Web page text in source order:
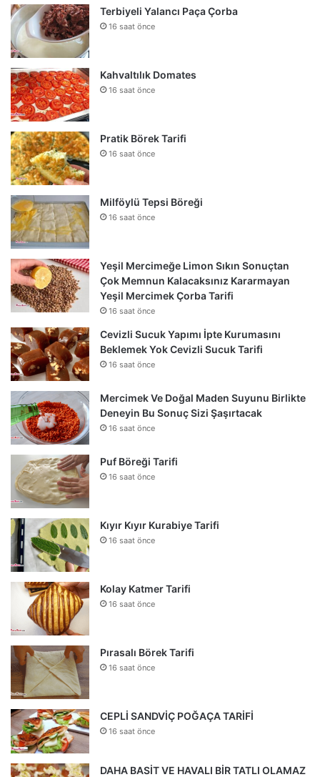
Terbiyeli Yalancı Paça Çorba
16 saat önce
Kahvaltılık Domates
16 saat önce
Pratik Börek Tarifi
16 saat önce
Milföylü Tepsi Böreği
16 saat önce
Yeşil Mercimeğe Limon Sıkın Sonuçtan
Çok Memnun Kalacaksınız Kararmayan
Yeşil Mercimek Çorba Tarifi
16 saat önce
Cevizli Sucuk Yapımı İpte Kurumasını
Beklemek Yok Cevizli Sucuk Tarifi
16 saat önce
Mercimek Ve Doğal Maden Suyunu Birlikte
Deneyin Bu Sonuç Sizi Şaşırtacak
16 saat önce
Puf Böreği Tarifi
16 saat önce
Kıyır Kıyır Kurabiye Tarifi
16 saat önce
Kolay Katmer Tarifi
16 saat önce
Pırasalı Börek Tarifi
16 saat önce
CEPLİ SANDVİÇ POĞAÇA TARİFİ
16 saat önce
DAHA BASİT VE HAVALI BİR TATLI OLAMAZ